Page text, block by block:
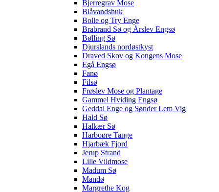
Bjerregrav Mose
Blåvandshuk
Bolle og Try Enge
Brabrand Sø og Årslev Engsø
Bølling Sø
Djurslands nordøstkyst
Draved Skov og Kongens Mose
Egå Engsø
Fanø
Filsø
Frøslev Mose og Plantage
Gammel Hviding Engsø
Geddal Enge og Sønder Lem Vig
Hald Sø
Halkær Sø
Harboøre Tange
Hjarbæk Fjord
Jerup Strand
Lille Vildmose
Madum Sø
Mandø
Margrethe Kog